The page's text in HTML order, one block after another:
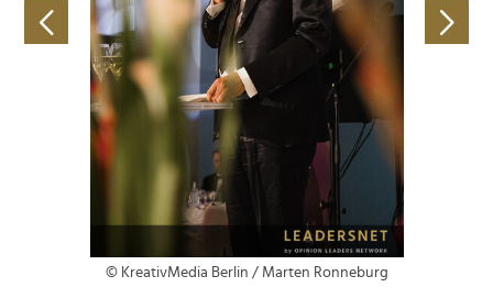
© KreativMedia Berlin / Marten Ronneburg